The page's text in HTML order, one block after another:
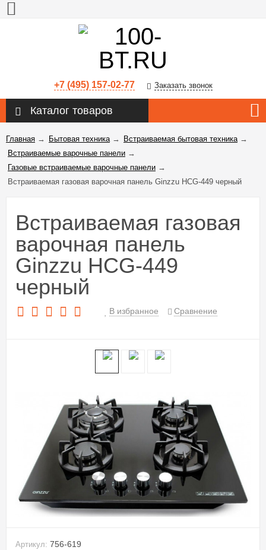
+7 (495) 157-02-77 Заказать звонок
Каталог товаров
Главная → Бытовая техника→ Встраиваемая бытовая техника→
Встраиваемые варочные панели →
Газовые встраиваемые варочные панели →
Встраиваемая газовая варочная панель Ginzzu HCG-449 черный
Встраиваемая газовая
варочная панель
Ginzzu HCG-449
черный
В избранное Сравнение
Артикул: 756-619